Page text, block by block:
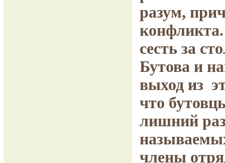
разум,
сесть за
Бутова и
выход из
что
лишний раз
члены